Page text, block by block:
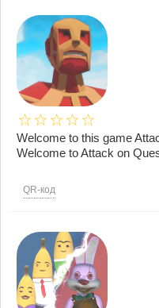
Welcome to this game
Welcome to Attack on
QR-код